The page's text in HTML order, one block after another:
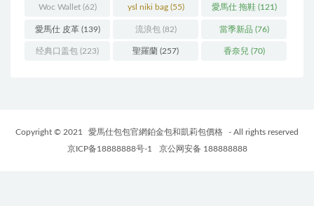
Woc Wallet(62) ysl niki bag(55) 愛馬仕 拖鞋(121)
愛馬仕 皮革(139) 流浪包(82) 當季新品 (76)
经典口盖包 (223) 聖羅蘭 (257) 香奈兒 (70)
Copyright © 2021 愛馬仕包包官網鉑金包和凱莉包價格
- All rights reserved
京ICP备18888888号-1
京公网安备 188888888